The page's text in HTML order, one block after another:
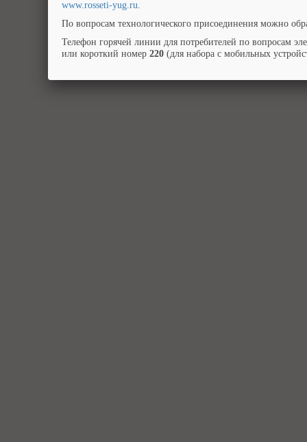
www.rosseti-yug.ru.
По вопросам технологического присоединения можно
Телефон горячей линии для потребителей по вопросам
или короткий номер 220 (для набора с мобильных